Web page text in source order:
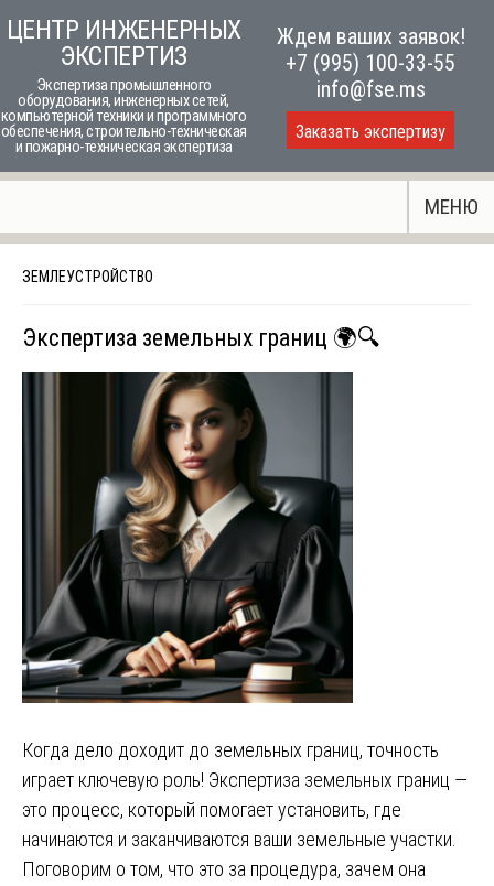
to
content
ЦЕНТР ИНЖЕНЕРНЫХ
ЭКСПЕРТИЗ
Экспертиза промышленного
оборудования, инженерных сетей,
компьютерной техники и программного
обеспечения, строительно-техническая
и пожарно-техническая экспертиза
Ждем ваших заявок!
+7 (995) 100-33-55
info@fse.ms
Заказать экспертизу
МЕНЮ
ЗЕМЛЕУСТРОЙСТВО
Экспертиза земельных границ 🌍🔍
Когда дело доходит до земельных границ, точность
играет ключевую роль! Экспертиза земельных границ —
это процесс, который помогает установить, где
начинаются и заканчиваются ваши земельные участки.
Поговорим о том, что это за процедура, зачем она